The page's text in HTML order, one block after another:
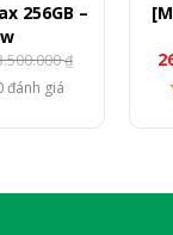
256GB –
₫
đánh giá